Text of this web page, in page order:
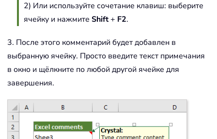
2) Или используйте сочетание клавиш: выберите
ячейку и нажмите Shift+ F2.
3. После этого комментарий будет добавлен в
выбранную ячейку. Просто введите текст примечания
в окно и щёлкните по любой другой ячейке для
завершения.